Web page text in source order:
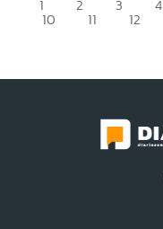
1 2 3 4
10 11 12